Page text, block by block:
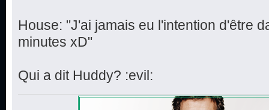
House: "J'ai jamais eu l'intention d'être
minutes xD"
Qui a dit Huddy? :evil: